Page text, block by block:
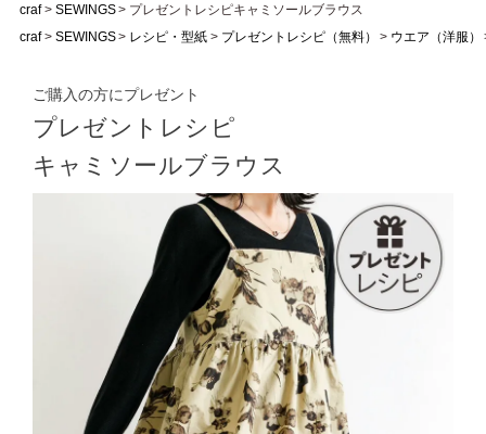
craf SEWINGS
プレゼントレシピキャミソールブラウス
craf
SEWINGS レシピ・型紙 プレゼントレシピ（無料） ウエア（洋服）
ご購入の方にプレゼント
プレゼントレシピ
キャミソールブラウス